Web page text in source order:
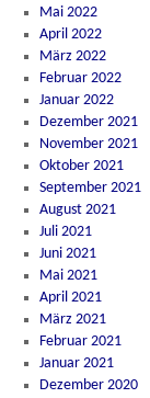
Mai 2022
April 2022
März 2022
Februar 2022
Januar 2022
Dezember 2021
November 2021
Oktober 2021
September 2021
August 2021
Juli 2021
Juni 2021
Mai 2021
April 2021
März 2021
Februar 2021
Januar 2021
Dezember 2020